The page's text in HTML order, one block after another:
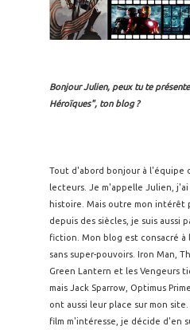
Bonjour Julien, peux tu te
Héroïques", ton blog ?
Tout d'abord bonjour à l'équipe
lecteurs. Je m'appelle Julien,
histoire. Mais outre mon intérêt
depuis des siècles, je suis aussi
fiction. Mon blog est consacré à
sans super-pouvoirs. Iron Man,
Green Lantern et les Vengeurs
mais Jack Sparrow, Optimus
ont aussi leur place sur mon
film m'intéresse, je décide d'en